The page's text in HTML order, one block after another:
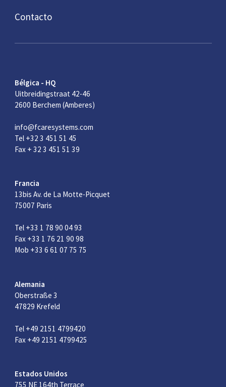
Contacto
Bélgica - HQ
Uitbreidingstraat 42-46
2600 Berchem (Amberes)
info@fcaresystems.com
Tel +32 3 451 51 45
Fax + 32 3 451 51 39
Francia
13bis Av. de La Motte-Picquet
75007 Paris
Tel +33 1 78 90 04 93
Fax +33 1 76 21 90 98
Mob +33 6 61 07 75 75
Alemania
Oberstraße 3
47829 Krefeld
Tel +49 2151 4799420
Fax +49 2151 4799425
Estados Unidos
755 NE 164th Terrace